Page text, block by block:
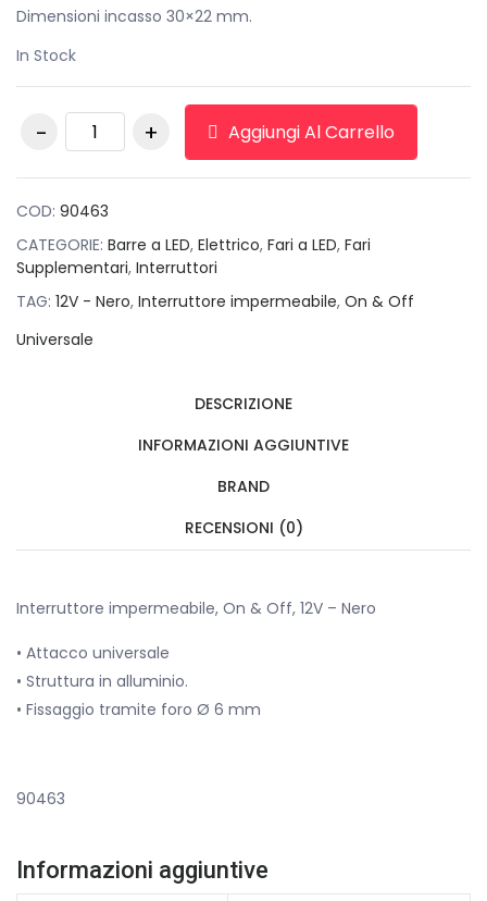
Dimensioni incasso 30×22 mm.
In Stock
Interruttore
impermeabile, On &
Aggiungi Al Carrello
COD: 90463
CATEGORIE: Barre a LED, Elettrico, Fari a LED, Fari
Supplementari, Interruttori
TAG: 12V - Nero, Interruttore impermeabile, On & Off
Universale
DESCRIZIONE
INFORMAZIONI AGGIUNTIVE
BRAND
RECENSIONI (0)
Interruttore impermeabile, On & Off, 12V – Nero
• Attacco universale
• Struttura in alluminio.
• Fissaggio tramite foro Ø 6 mm
90463
Informazioni aggiuntive